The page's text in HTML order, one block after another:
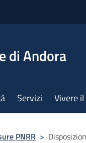
di Andora
Servizi Vivere
PNRR >